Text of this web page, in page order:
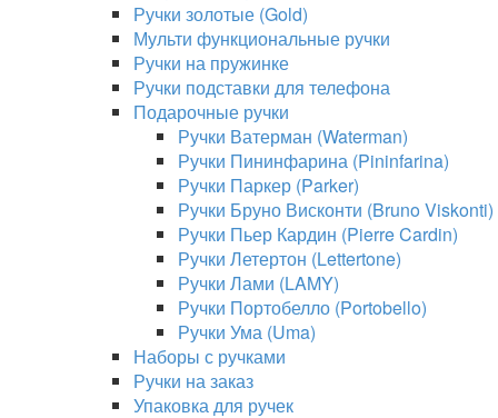
Ручки золотые (Gold)
Мульти функциональные ручки
Ручки на пружинке
Ручки подставки для телефона
Подарочные ручки
Ручки Ватерман (Waterman)
Ручки Пининфарина (Pininfarina)
Ручки Паркер (Parker)
Ручки Бруно Висконти (Bruno Viskonti)
Ручки Пьер Кардин (Pierre Cardin)
Ручки Летертон (Lettertone)
Ручки Лами (LAMY)
Ручки Портобелло (Portobello)
Ручки Ума (Uma)
Наборы с ручками
Ручки на заказ
Упаковка для ручек